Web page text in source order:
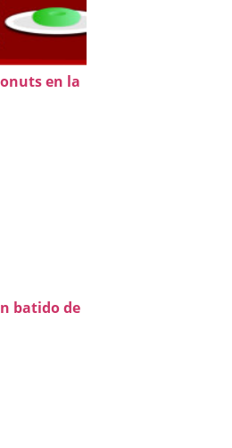
en la
batido de